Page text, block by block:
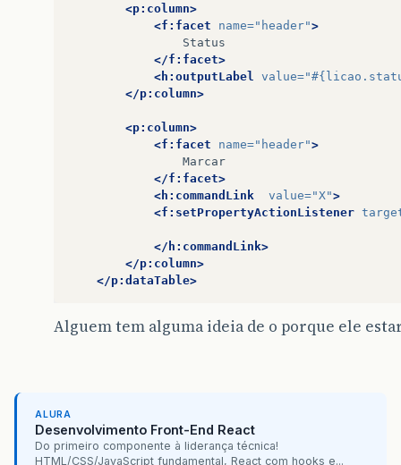
<p:column>
<f:facet
name="header">
</f:facet>
<h:outputLabel
value=
</p:column>
<p:column>
<f:facet
name="header">
</f:facet>
<h:commandLink
value="X">
<f:setPropertyActionListener
</h:commandLink>
</p:column>
</p:dataTable>
Alguem tem alguma ideia de o porque ele
ALURA
Desenvolvimento Front-End React
Do primeiro componente à liderança técnica!
HTML/CSS/JavaScript fundamental, React com hooks e...